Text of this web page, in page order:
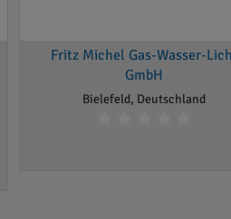
Fritz Michel Gas-Wasser-
GmbH
Bielefeld, Deutschland